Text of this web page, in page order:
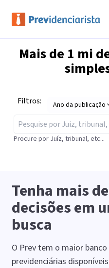
Mais de 1 mi
Filtros: Ano da publicação
Procure por Juíz, tribunal, etc...
Tenha mais de
decisões em
busca
O Prev tem o maior
previdenciárias